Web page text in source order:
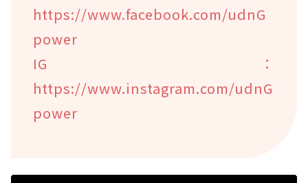
https://www.facebook.com/udnG
power
IG：
https://www.instagram.com/udnG
power